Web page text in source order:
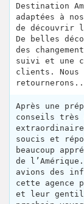
Destination
adaptées à
de découvrir
De belles
des
suivi et une
clients. Nous
Après une
conseils très
extraordinaire
soucis et
beaucoup
de
avions des
cette agence
et leur